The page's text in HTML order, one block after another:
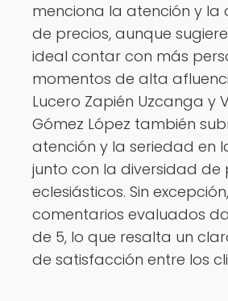
menciona la atención y la
de precios, aunque
ideal contar con más
momentos de alta
Lucero Zapién Uzcanga y
Gómez López también
atención y la seriedad en
junto con la diversidad de
eclesiásticos. Sin
comentarios evaluados
de 5, lo que resalta un
de satisfacción entre los